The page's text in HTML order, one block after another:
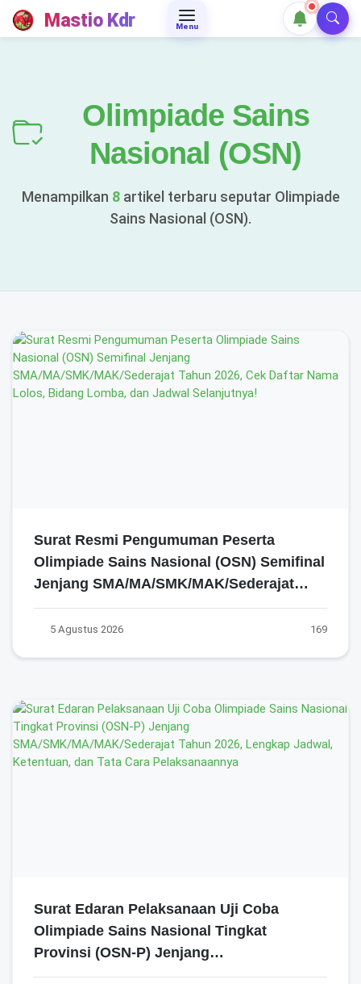
Mastio Kdr Menu
Olimpiade Sains
Nasional (OSN)
Menampilkan 8artikel terbaru seputar Olimpiade
Sains Nasional (OSN).
Surat Resmi Pengumuman Peserta
Olimpiade Sains Nasional (OSN) Semifinal
Jenjang SMA/MA/SMK/MAK/Sederajat
Tahun 2026, Cek Daftar Nama Lolos,
Bidang Lomba, dan Jadwal Selanjutnya!
5 Agustus 2026 169
Surat Edaran Pelaksanaan Uji Coba
Olimpiade Sains Nasional Tingkat
Provinsi (OSN-P) Jenjang
SMA/SMK/MA/MAK/Sederajat Tahun 2026,